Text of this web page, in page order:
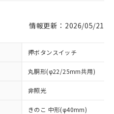
情報更新：2026/05/21
押ボタンスイッチ
丸胴形(φ22/25mm共用)
非照光
きのこ 中形(φ40mm)